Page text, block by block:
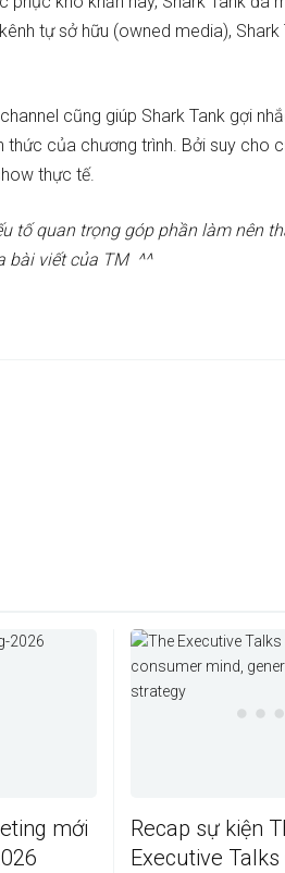
tự sở hữu (owned media), Shark
cũng giúp Shark Tank gợi
thức của chương trình. Bởi suy cho
thực tế.
tố quan trọng góp phần làm nên
bài viết của TM ^^
mới
Recap sự kiện
Executive